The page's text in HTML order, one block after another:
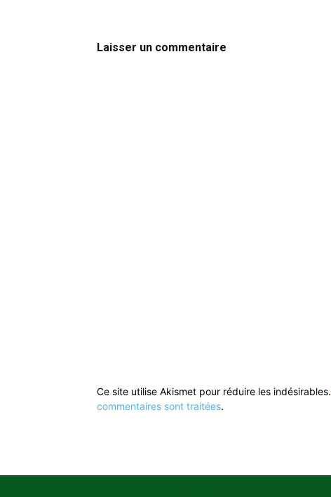
Laisser un commentaire
Ce site utilise Akismet pour réduire les indésirables.
commentaires sont traitées.